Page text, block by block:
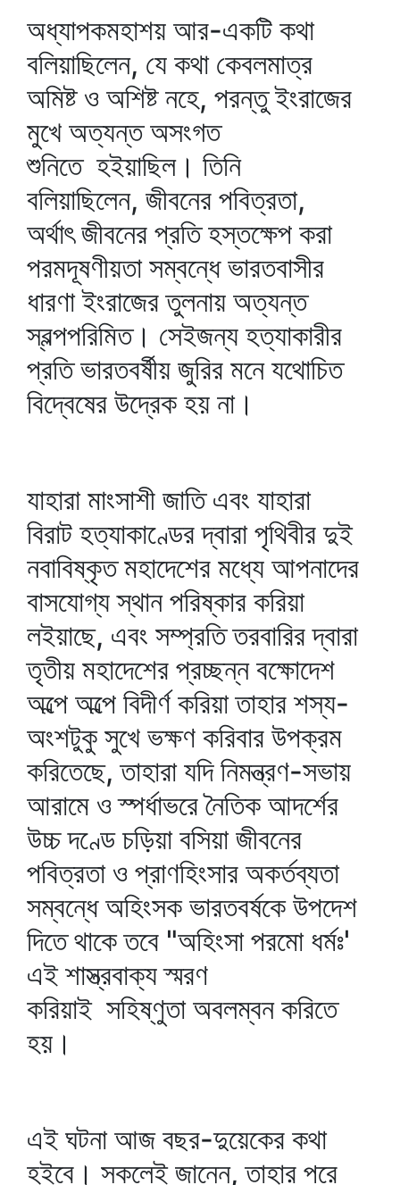
অধ্যাপকমহাশয় আর-একটি কথা
বলিয়াছিলেন, যে কথা কেবলমাত্র
অমিষ্ট ও অশিষ্ট নহে, পরন্তু ইংরাজের
মুখে অত্যন্ত অসংগত
শুনিতে হইয়াছিল। তিনি
বলিয়াছিলেন, জীবনের পবিত্রতা,
অর্থাৎ জীবনের প্রতি হস্তক্ষেপ করা
পরমদূষণীয়তা সম্বন্ধে ভারতবাসীর
ধারণা ইংরাজের তুলনায় অত্যন্ত
স্বল্পপরিমিত। সেইজন্য হত্যাকারীর
প্রতি ভারতবর্ষীয় জুরির মনে যথোচিত
বিদ্বেষের উদ্রেক হয় না।
যাহারা মাংসাশী জাতি এবং যাহারা
বিরাট হত্যাকাণ্ডের দ্বারা পৃথিবীর দুই
নবাবিষ্কৃত মহাদেশের মধ্যে আপনাদের
বাসযোগ্য স্থান পরিষ্কার করিয়া
লইয়াছে, এবং সম্প্রতি তরবারির দ্বারা
তৃতীয় মহাদেশের প্রচ্ছন্ন বক্ষোদেশ
অল্পে অল্পে বিদীর্ণ করিয়া তাহার শস্য-
অংশটুকু সুখে ভক্ষণ করিবার উপক্রম
করিতেছে, তাহারা যদি নিমন্ত্রণ-সভায়
আরামে ও স্পর্ধাভরে নৈতিক আদর্শের
উচ্চ দণ্ডে চড়িয়া বসিয়া জীবনের
পবিত্রতা ও প্রাণহিংসার অকর্তব্যতা
সম্বন্ধে অহিংসক ভারতবর্ষকে উপদেশ
দিতে থাকে তবে "অহিংসা পরমো ধর্মঃ'
এই শাস্ত্রবাক্য স্মরণ
করিয়াই সহিষ্ণুতা অবলম্বন করিতে
হয়।
এই ঘটনা আজ বছর-দুয়েকের কথা
হইবে। সকলেই জানেন, তাহার পরে